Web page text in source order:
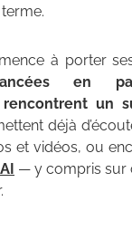
à porter
en
rencontrent un
déjà
et vidéos, ou
— y compris sur